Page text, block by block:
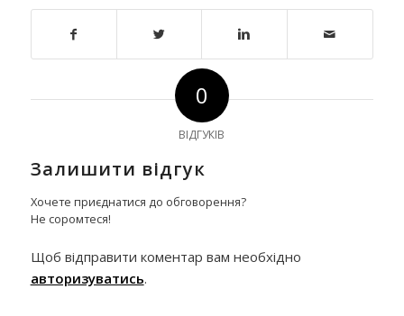
0
ВІДГУКІВ
Залишити відгук
Хочете приєднатися до обговорення?
Не соромтеся!
Щоб відправити коментар вам необхідно
авторизуватись.